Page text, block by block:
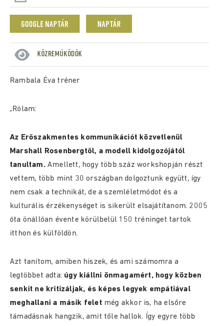
GOOGLE NAPTÁR NAPTÁR
KÖZREMŰKÖDŐK
Rambala Éva tréner
„Rólam:
Az Erőszakmentes kommunikációt közvetlenül
Marshall Rosenbergtől, a modell kidolgozójától
tanultam. Amellett, hogy több száz workshopján részt
vettem, több mint 30 országban dolgoztunk együtt, így
nem csak a technikát, de a szemléletmódot és a
kulturális érzékenységet is sikerült elsajátítanom. 2005
óta önállóan évente körülbelül 150 tréninget tartok
itthon és külföldön.
Azt tanítom, amiben hiszek, és ami számomra a
legtöbbet adta: úgy kiállni önmagamért, hogy közben
senkit ne kritizáljak, és képes legyek empátiával
meghallani a másik felet még akkor is, ha elsőre
támadásnak hangzik, amit tőle hallok. Így egyre több